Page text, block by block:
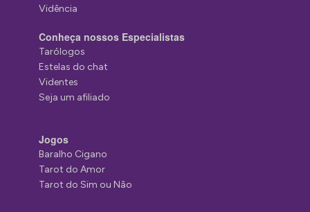
Vidência
Conheça nossos Especialistas
Tarólogos
Estelas do chat
Videntes
Seja um afiliado
Jogos
Baralho Cigano
Tarot do Amor
Tarot do Sim ou Não